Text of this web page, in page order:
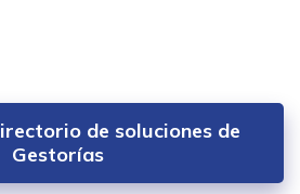
de soluciones de
Gestorías